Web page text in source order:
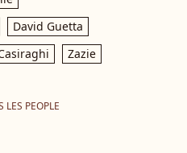
David Guetta
Zazie
LES PEOPLE